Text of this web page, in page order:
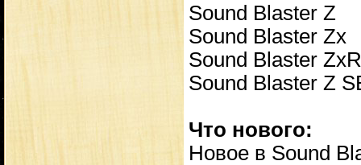
Sound Blaster Z
Sound Blaster Zx
Sound Blaster ZxR
Sound Blaster Z
Что нового:
Новое в Sound